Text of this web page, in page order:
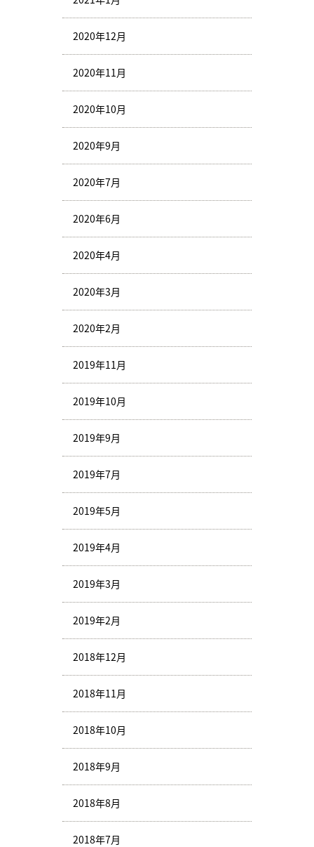
2020年12月
2020年11月
2020年10月
2020年9月
2020年7月
2020年6月
2020年4月
2020年3月
2020年2月
2019年11月
2019年10月
2019年9月
2019年7月
2019年5月
2019年4月
2019年3月
2019年2月
2018年12月
2018年11月
2018年10月
2018年9月
2018年8月
2018年7月